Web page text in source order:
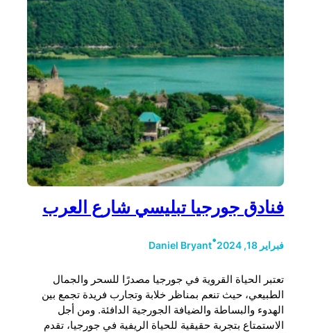
فنادق جورجيا تبليسي شارع العرب
فبراير 18, 2024 •
Daniel Bryant
تعتبر الحياة القروية في جورجيا مصدرًا للسحر والجمال
الطبيعي، حيث تنعم بمناظر خلابة وتجارب فريدة تجمع بين
الهدوء والبساطة والضيافة الجورجية الدافئة. ومن أجل
الاستمتاع بتجربة حقيقية للحياة الريفية في جورجيا، تقدم